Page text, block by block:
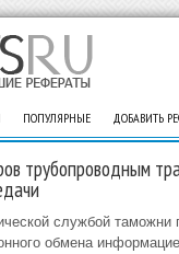
ПОПУЛЯРНЫЕ ДОБАВИТЬ
трубопроводным
службой таможни
обмена